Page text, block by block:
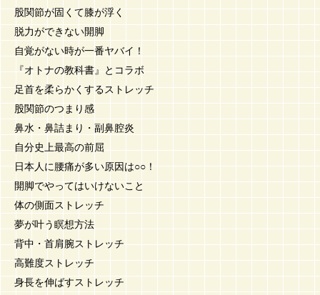
股関節が固くて膝が浮く
脱力ができない開脚
自覚がない時が一番ヤバイ！
『オトナの教科書』とコラボ
足首を柔らかくするストレッチ
股関節のつまり感
鼻水・鼻詰まり・副鼻腔炎
自分史上最高の前屈
日本人に腰痛が多い原因は○○！
開脚でやってはいけないこと
体の側面ストレッチ
夢が叶う瞑想方法
背中・首肩腕ストレッチ
高難度ストレッチ
身長を伸ばすストレッチ